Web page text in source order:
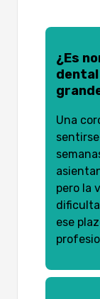
¿Es
Una
pero la
ese